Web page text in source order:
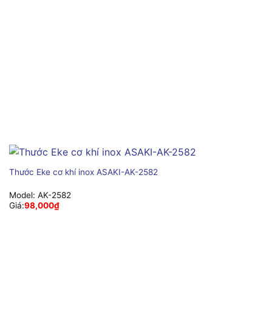
Thước Eke cơ khí inox ASAKI-AK-2582
Model: AK-2582
Giá:98,000₫